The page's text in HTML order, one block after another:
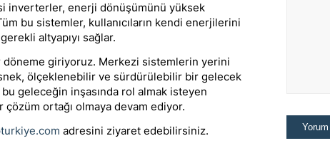
inverterler, enerji dönüşümünü yüksek
bu sistemler, kullanıcıların kendi enerjilerini
altyapıyı sağlar.
giriyoruz. Merkezi sistemlerin yerini
ölçeklenebilir ve sürdürülebilir bir gelecek
geleceğin inşasında rol almak isteyen
çözüm ortağı olmaya devam ediyor.
adresini ziyaret edebilirsiniz.